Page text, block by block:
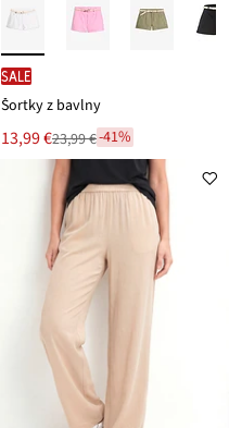
SALE
Šortky z bavlny
Nová
cena
13,99 €
Zľava 23,99 €-41%